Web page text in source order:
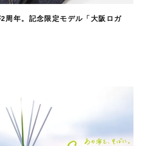
周年。記念限定モデル「大阪ロガ